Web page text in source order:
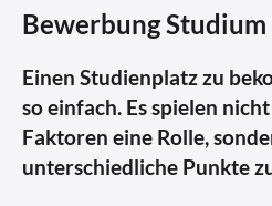
Bewerbung Studium
Einen Studienplatz zu
so einfach. Es spielen
Faktoren eine Rolle,
unterschiedliche Punkte